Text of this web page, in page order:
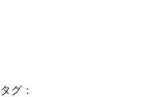
タグ：